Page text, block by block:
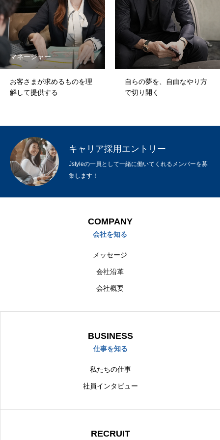
マネージャー
お客さまが求めるものを理
解して提供する
自らの夢を、自由なやり方
で切り開く
キャリア採用エントリー
Jstyleの一員として一緒に働いてくれるメンバーを募
集します！
COMPANY
会社を知る
メッセージ
会社沿革
会社概要
BUSINESS
仕事を知る
私たちの仕事
社員インタビュー
RECRUIT